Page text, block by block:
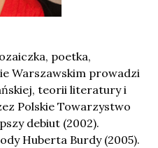
poetka,
Warszawskim prowadzi
teorii literatury i
Polskie Towarzystwo
debiut (2002).
Huberta Burdy (2005).